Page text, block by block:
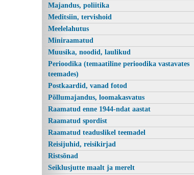
Matemaatiline analüüs II, Gunnar
Majandus, poliitika
Meditsiin, tervishoid
Meelelahutus
Miniraamatud
Muusika, noodid, laulikud
Perioodika (temaatiline perioodika vastavates
teemades)
Postkaardid, vanad fotod
Põllumajandus, loomakasvatus
Raamatud enne 1944-ndat aastat
Raamatud spordist
Raamatud teaduslikel teemadel
Reisijuhid, reisikirjad
Ristsõnad
Seiklusjutte maalt ja merelt